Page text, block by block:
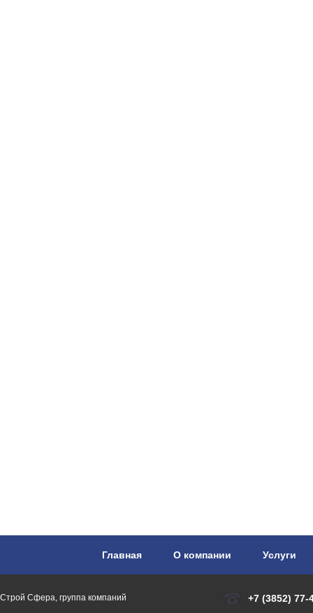
Главная - О компании - Услуги -
Строй Сфера, группа компаний +7 (3852) 77-